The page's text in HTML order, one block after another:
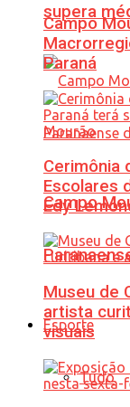
supera
Campo
Esporte
Tudo
Campo
Paraná
Cerimônia
Escolares
Edy
Museu de
artista
visuais